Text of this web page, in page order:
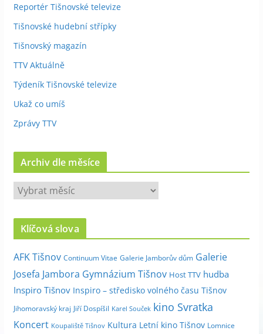
Reportér Tišnovské televize
Tišnovské hudební střípky
Tišnovský magazín
TTV Aktuálně
Týdeník Tišnovské televize
Ukaž co umíš
Zprávy TTV
Archiv dle měsíce
A
r
c
v
d
l
e
m
Klíčová slova
AFK Tišnov Continuum Vitae Galerie Jamborův dům Galerie
Josefa Jambora Gymnázium Tišnov Host TTV hudba
Inspiro Tišnov Inspiro – středisko volného času Tišnov
Jihomoravský kraj Jiří Dospíšil Karel Souček kino Svratka
Koncert Koupaliště Tišnov Kultura Letní kino Tišnov Lomnice